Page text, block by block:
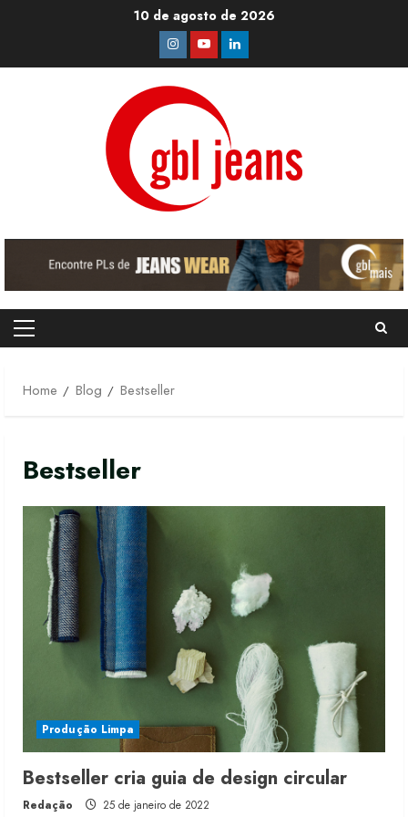
10 de agosto de 2026
Instagram
YoutubeLinkedin
Primary
Home
Blog Bestseller
Bestseller
Produção Limpa
Bestseller cria guia de design circular
Redação 25 de janeiro de 2022
Dia dos Pais reforça retomada da
moda no varejo
7 de agosto de 2026